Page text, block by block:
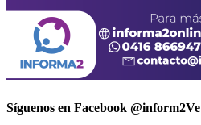
Síguenos en Facebook @inform2Ve